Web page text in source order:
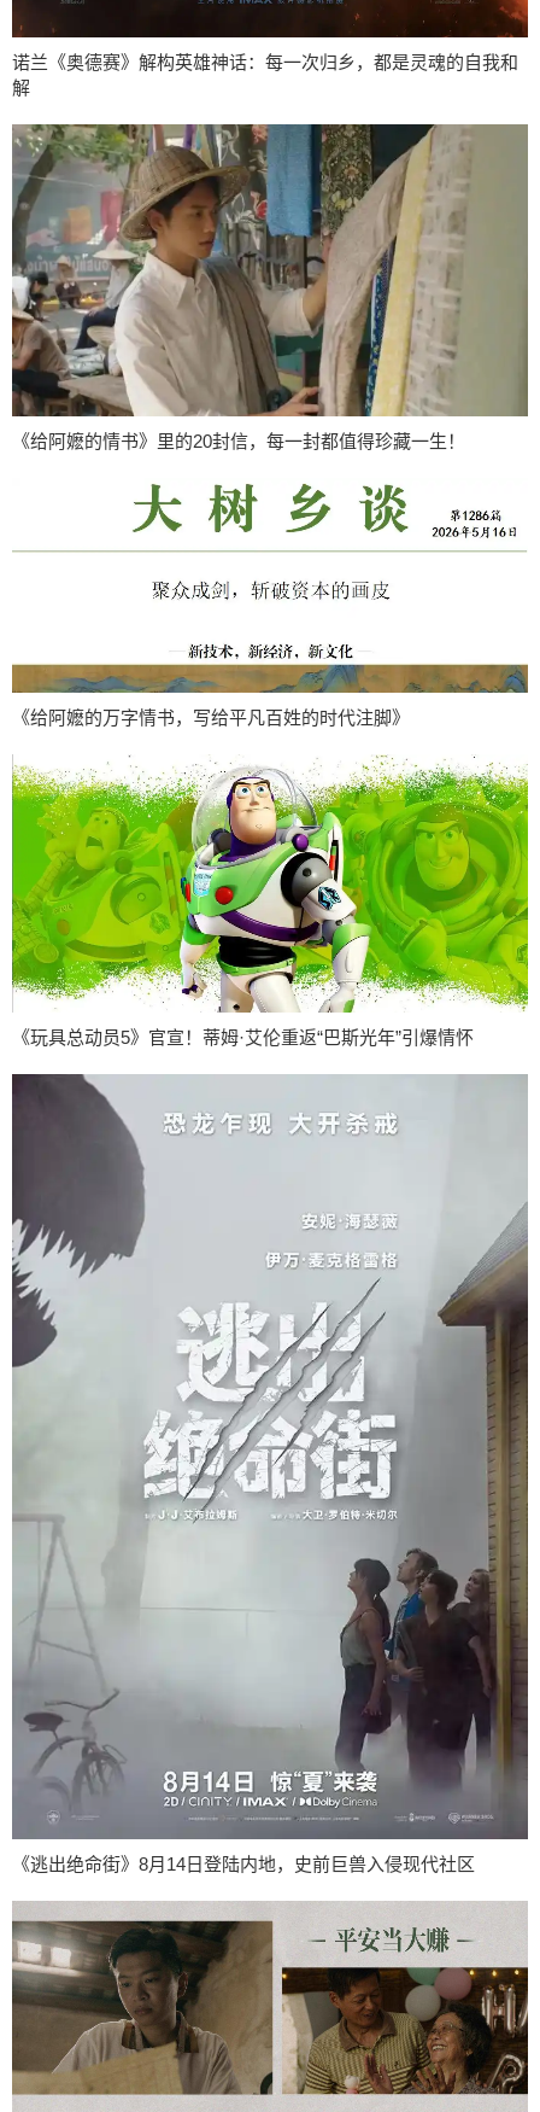
诺兰《奥德赛》解构英雄神话：每一次归乡，都是灵魂的自我和
解
《给阿嬷的情书》里的20封信，每一封都值得珍藏一生！
《给阿嬷的万字情书，写给平凡百姓的时代注脚》
《玩具总动员5》官宣！蒂姆·艾伦重返“巴斯光年”引爆情怀
《逃出绝命街》8月14日登陆内地，史前巨兽入侵现代社区